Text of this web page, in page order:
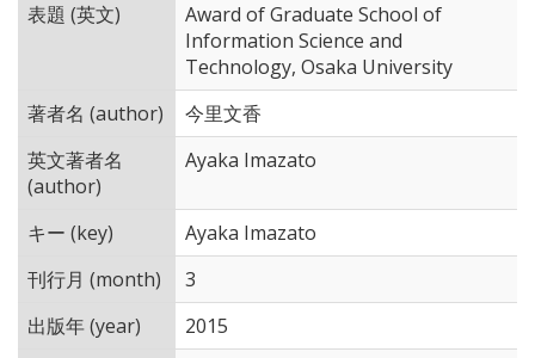
表題 (英文)
Award of Graduate School of
Information Science and
Technology, Osaka University
著者名 (author)
今里文香
英文著者名
(author)
Ayaka Imazato
キー (key)
Ayaka Imazato
刊行月 (month)
3
出版年 (year)
2015